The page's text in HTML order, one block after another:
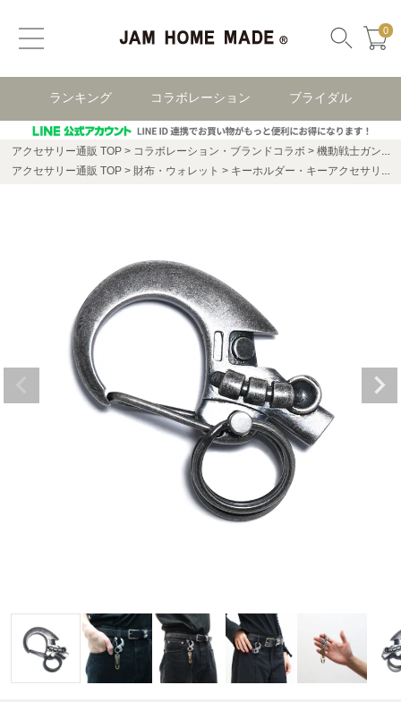
0
ランキング コラボレーション ブライダル
アクセサリー通販 TOP コラボレーション・ブランドコラボ
機動戦士ガンダム コラボレーション
アクセサリー通販 TOP
財布・ウォレット キーホルダー・キーアクセサリー